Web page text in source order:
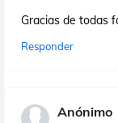
Gracias de todas
Responder
Anónimo